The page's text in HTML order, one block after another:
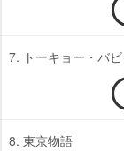
7. トーキョー・バ
8. 東京物語